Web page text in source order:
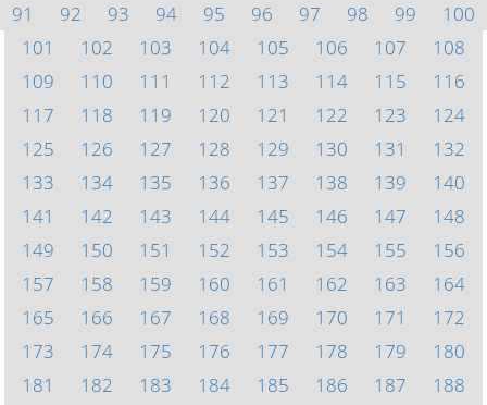
91
92 93 94 95 96 97 98 99
100
101
102 103 104 105 106 107
108
109
110 111 112 113 114 115
116
117
118 119 120 121 122 123
124
125
126 127 128 129 130 131
132
133
134 135 136 137 138 139
140
141
142 143 144 145 146 147
148
149
150 151 152 153 154 155
156
157
158 159 160 161 162 163
164
165
166 167 168 169 170 171
172
173
174 175 176 177 178 179
180
181
182 183 184 185 186 187
188